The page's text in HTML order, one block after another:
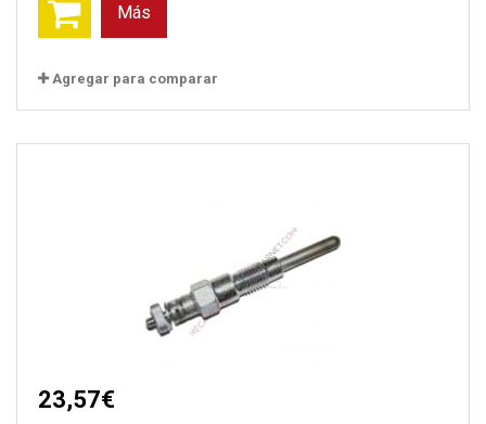
Más
Agregar para comparar
23,57€